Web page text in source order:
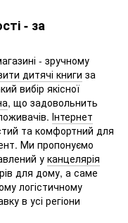
- за
- зручному
дитячі книги за
вибір якісної
, що задовольнить
Інтернет
та комфортний для
Ми пропонуємо
у канцелярія
для дому, а саме
логістичному
в усі регіони